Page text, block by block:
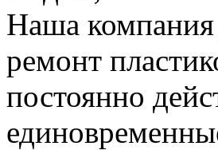
Наша
ремонт
постоянно